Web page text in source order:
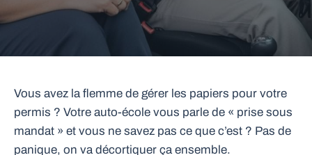
Vous avez la flemme de gérer les papiers pour votre
permis ? Votre auto-école vous parle de « prise sous
mandat » et vous ne savez pas ce que c’est ? Pas de
panique, on va décortiquer ça ensemble.